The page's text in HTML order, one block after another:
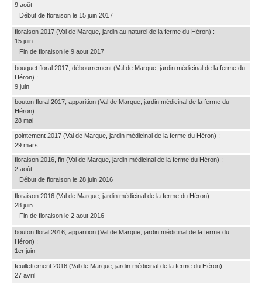
9 août
Début de floraison le 15 juin 2017
floraison 2017 (Val de Marque, jardin au naturel de la ferme du Héron) :
15 juin
Fin de floraison le 9 aout 2017
bouquet floral 2017, débourrement (Val de Marque, jardin médicinal de la ferme du
Héron) :
9 juin
bouton floral 2017, apparition (Val de Marque, jardin médicinal de la ferme du
Héron) :
28 mai
pointement 2017 (Val de Marque, jardin médicinal de la ferme du Héron) :
29 mars
floraison 2016, fin (Val de Marque, jardin médicinal de la ferme du Héron) :
2 août
Début de floraison le 28 juin 2016
floraison 2016 (Val de Marque, jardin médicinal de la ferme du Héron) :
28 juin
Fin de floraison le 2 aout 2016
bouton floral 2016, apparition (Val de Marque, jardin médicinal de la ferme du
Héron) :
1er juin
feuillettement 2016 (Val de Marque, jardin médicinal de la ferme du Héron) :
27 avril